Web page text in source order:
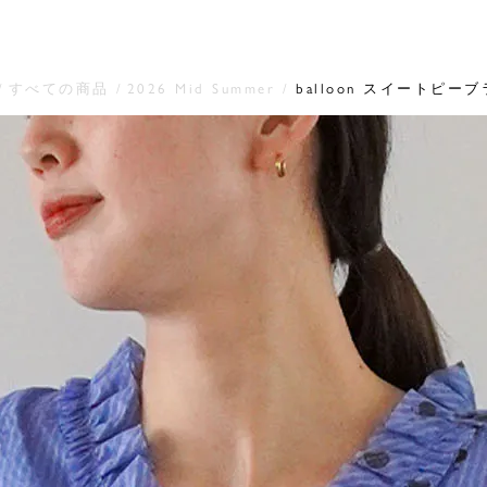
すべての商品 2026 Mid Summer balloon スイートピーブ